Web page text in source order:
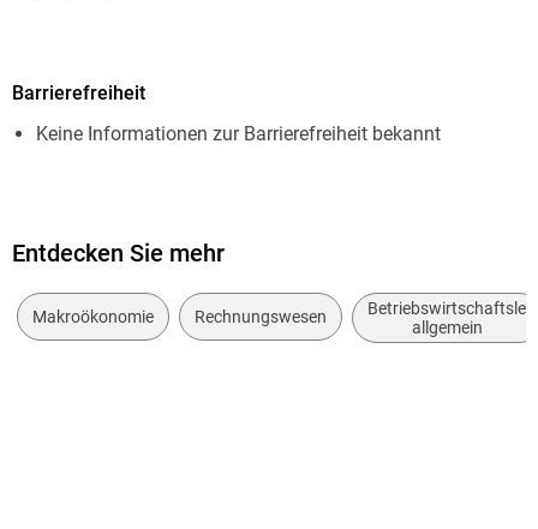
0,99 MB
Autor/Autorin
GRIN Verlag
ohne Kopierschutz
Barrierefreiheit
Keine Informationen zur Barrierefreiheit bekannt
Entdecken Sie mehr
Makroökonomie Rechnungswesen
allgemein